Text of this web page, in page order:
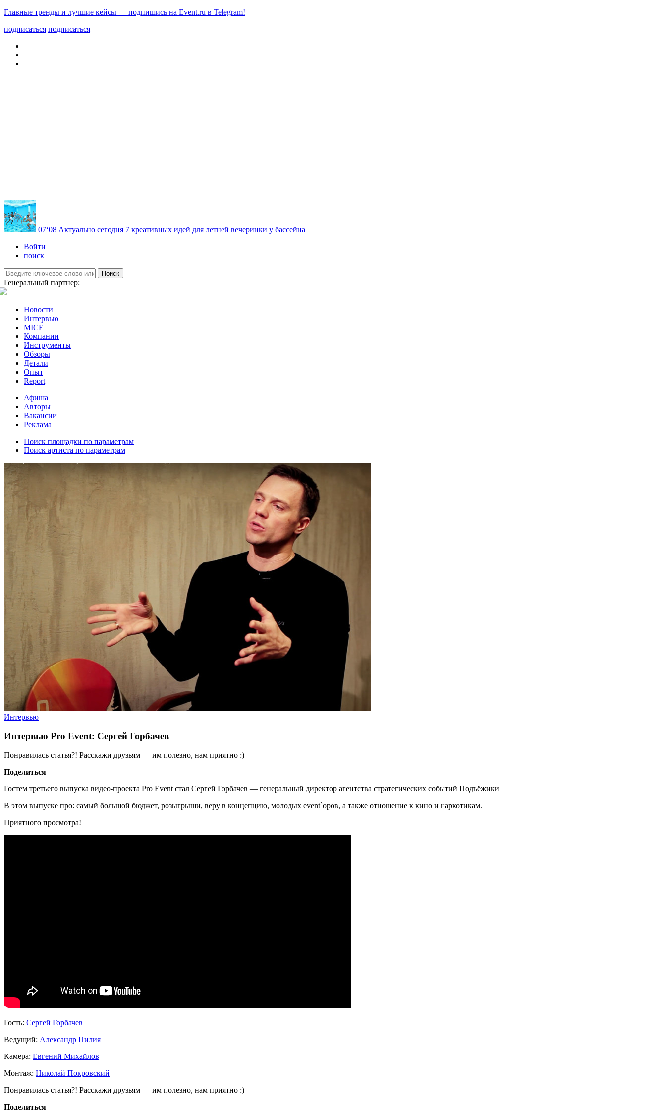
Главные тренды и лучшие кейсы — подпишись на Event.ru в Telegram!
подписаться подписаться
07‘08 Актуально сегодня 7 креативных идей для летней вечеринки у бассейна
Войти
поиск
Поиск
Генеральный партнер:
Новости
Интервью
MICE
Компании
Инструменты
Обзоры
Детали
Опыт
Report
Афиша
Авторы
Вакансии
Реклама
Поиск площадки по параметрам
Поиск артиста по параметрам
Интервью
Интервью Pro Event: Сергей Горбачев
Понравилась статья?! Расскажи друзьям — им полезно, нам приятно :)
Поделиться
Гостем третьего выпуска видео-проекта Pro Event стал Сергей Горбачев — генеральный директор агентства стратегических событий Подъёжики.
В этом выпуске про: самый большой бюджет, розыгрыши, веру в концепцию, молодых event`оров, а также отношение к кино и наркотикам.
Приятного просмотра!
Гость: Сергей Горбачев
Ведущий: Александр Пилия
Камера: Евгений Михайлов
Монтаж: Николай Покровский
Понравилась статья?! Расскажи друзьям — им полезно, нам приятно :)
Поделиться